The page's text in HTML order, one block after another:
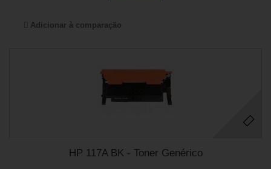
Adicionar à comparação
HP 117A BK - Toner Genérico